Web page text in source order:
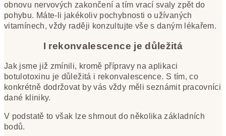
obnovu nervových zakončení a tím vrací svaly zpět do
pohybu. Máte-li jakékoliv pochybnosti o užívaných
vitamínech, vždy raději konzultujte vše s daným lékařem.
I rekonvalescence je důležitá
Jak jsme již zmínili, kromě přípravy na aplikaci
botulotoxinu je důležitá i rekonvalescence. S tím, co
konkrétně dodržovat by vás vždy měli seznámit pracovníci
dané kliniky.
V podstatě to však lze shrnout do několika základních
bodů.